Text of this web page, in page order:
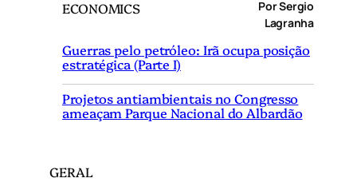
ECONOMICS
Por Sergio
Lagranha
Guerras pelo petróleo: Irã ocupa posição
estratégica (Parte I)
Projetos antiambientais no Congresso
ameaçam Parque Nacional do Albardão
GERAL